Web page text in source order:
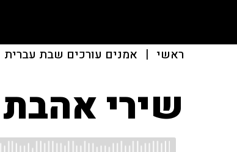
ראשי | אמנים עורכים שבת עברית
שירי